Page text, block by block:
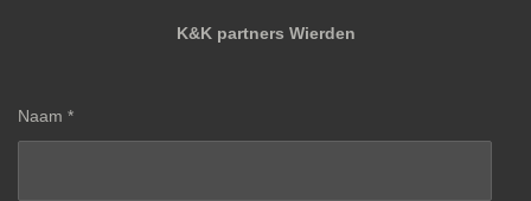
K&K partners Wierden
Naam *